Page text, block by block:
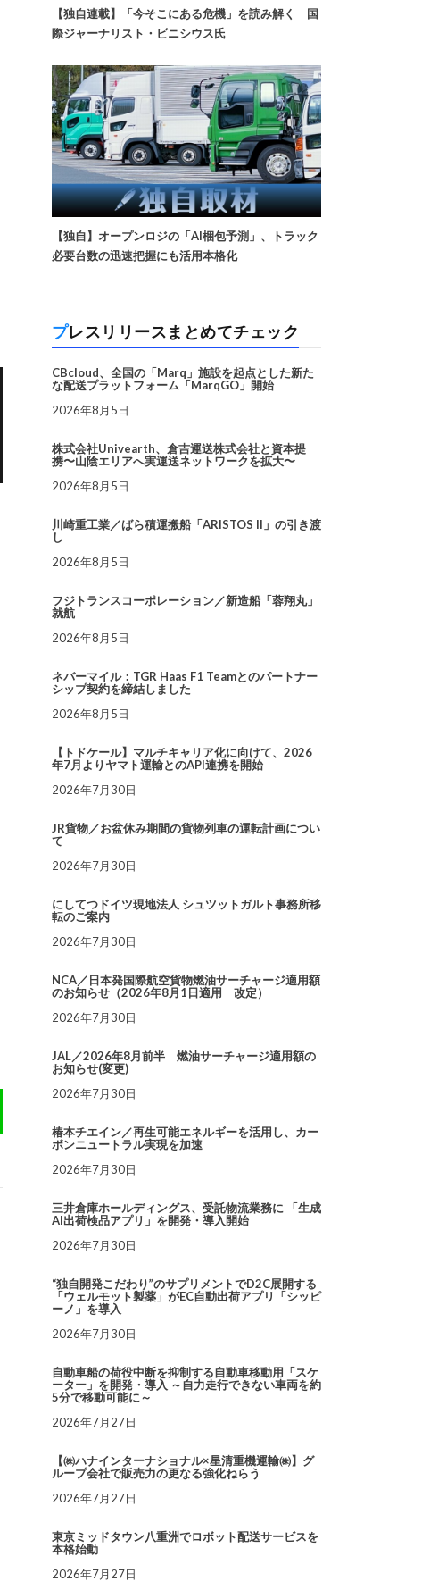
【独自連載】「今そこにある危機」を読み解く 国
際ジャーナリスト・ビニシウス氏
【独自】オープンロジの「AI梱包予測」、トラック
必要台数の迅速把握にも活用本格化
プレスリリースまとめてチェック
CBcloud、全国の「Marq」施設を起点とした新た
な配送プラットフォーム「MarqGO」開始
2026年8月5日
株式会社Univearth、倉吉運送株式会社と資本提
携〜山陰エリアへ実運送ネットワークを拡大〜
2026年8月5日
川崎重工業／ばら積運搬船「ARISTOS II」の引き渡
し
2026年8月5日
フジトランスコーポレーション／新造船「蓉翔丸」
就航
2026年8月5日
ネバーマイル：TGR Haas F1 Teamとのパートナー
シップ契約を締結しました
2026年8月5日
【トドケール】マルチキャリア化に向けて、2026
年7月よりヤマト運輸とのAPI連携を開始
2026年7月30日
JR貨物／お盆休み期間の貨物列車の運転計画につい
て
2026年7月30日
にしてつドイツ現地法人 シュツットガルト事務所移
転のご案内
2026年7月30日
NCA／日本発国際航空貨物燃油サーチャージ適用額
のお知らせ（2026年8月1日適用 改定）
2026年7月30日
JAL／2026年8月前半 燃油サーチャージ適用額の
お知らせ(変更)
2026年7月30日
椿本チエイン／再生可能エネルギーを活用し、カー
ボンニュートラル実現を加速
2026年7月30日
三井倉庫ホールディングス、受託物流業務に 「生成
AI出荷検品アプリ」を開発・導入開始
2026年7月30日
“独自開発こだわり”のサプリメントでD2C展開する
「ウェルモット製薬」がEC自動出荷アプリ「シッピ
ーノ」を導入
2026年7月30日
自動車船の荷役中断を抑制する自動車移動用「スケ
ーター」を開発・導入 ～自力走行できない車両を約
5分で移動可能に～
2026年7月27日
【㈱ハナインターナショナル×星清重機運輸㈱】グ
ループ会社で販売力の更なる強化ねらう
2026年7月27日
東京ミッドタウン八重洲でロボット配送サービスを
本格始動
2026年7月27日